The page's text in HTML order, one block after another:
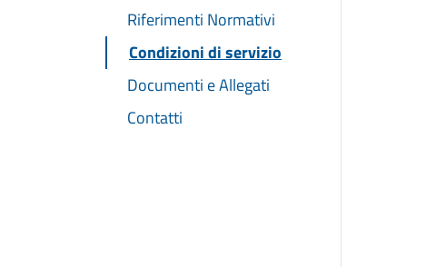
Riferimenti Normativi
Condizioni di servizio
Documenti e Allegati
Contatti